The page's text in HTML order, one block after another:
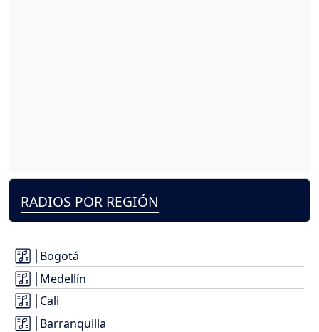
RADIOS POR REGIÓN
Bogotá
Medellín
Cali
Barranquilla